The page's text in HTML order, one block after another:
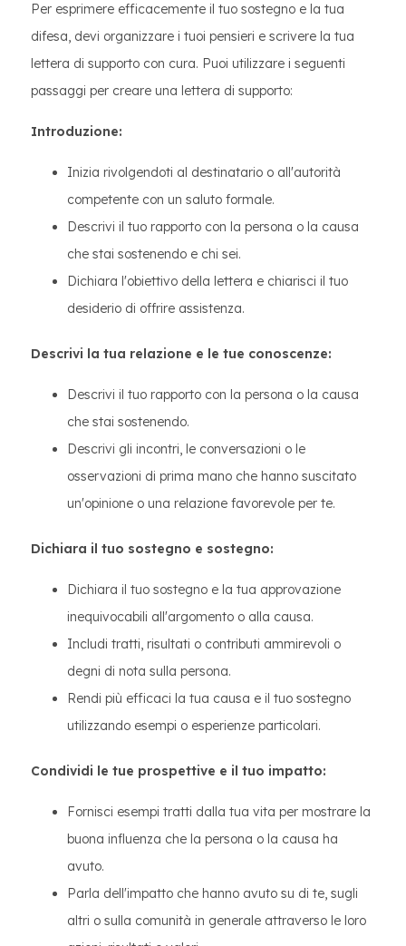
Per esprimere efficacemente il tuo sostegno e la tua
difesa, devi organizzare i tuoi pensieri e scrivere la tua
lettera di supporto con cura. Puoi utilizzare i seguenti
passaggi per creare una lettera di supporto:
Introduzione:
Inizia rivolgendoti al destinatario o all'autorità
competente con un saluto formale.
Descrivi il tuo rapporto con la persona o la causa
che stai sostenendo e chi sei.
Dichiara l'obiettivo della lettera e chiarisci il tuo
desiderio di offrire assistenza.
Descrivi la tua relazione e le tue conoscenze:
Descrivi il tuo rapporto con la persona o la causa
che stai sostenendo.
Descrivi gli incontri, le conversazioni o le
osservazioni di prima mano che hanno suscitato
un'opinione o una relazione favorevole per te.
Dichiara il tuo sostegno e sostegno:
Dichiara il tuo sostegno e la tua approvazione
inequivocabili all'argomento o alla causa.
Includi tratti, risultati o contributi ammirevoli o
degni di nota sulla persona.
Rendi più efficaci la tua causa e il tuo sostegno
utilizzando esempi o esperienze particolari.
Condividi le tue prospettive e il tuo impatto:
Fornisci esempi tratti dalla tua vita per mostrare la
buona influenza che la persona o la causa ha
avuto.
Parla dell'impatto che hanno avuto su di te, sugli
altri o sulla comunità in generale attraverso le loro